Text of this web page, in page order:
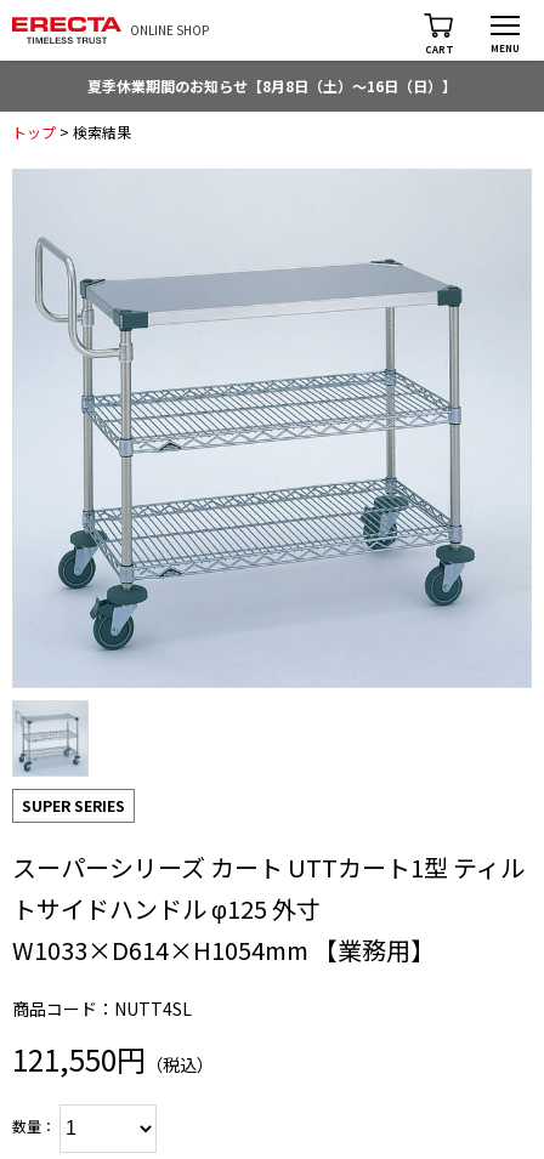
ONLINE SHOP
CART MENU
夏季休業期間のお知らせ【8月8日（土）～16日（日）】
トップ > 検索結果
SUPER SERIES
スーパーシリーズ カート UTTカート1型 ティル
トサイドハンドル φ125 外寸
W1033×D614×H1054mm 【業務用】
商品コード：NUTT4SL
121,550円 （税込）
数量：